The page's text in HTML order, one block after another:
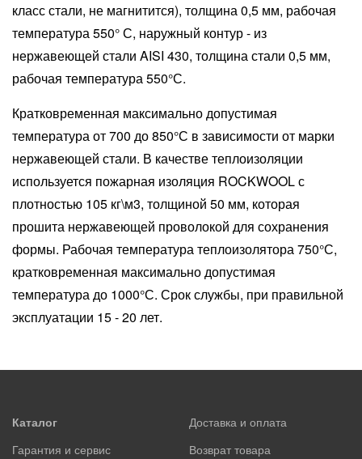
класс стали, не магнитится), толщина 0,5 мм, рабочая
температура 550° С, наружный контур - из
нержавеющей стали AISI 430, толщина стали 0,5 мм,
рабочая температура 550°С.
Кратковременная максимально допустимая
температура от 700 до 850°С в зависимости от марки
нержавеющей стали. В качестве теплоизоляции
используется пожарная изоляция ROCKWOOL с
плотностью 105 кг\м3, толщиной 50 мм, которая
прошита нержавеющей проволокой для сохранения
формы. Рабочая температура теплоизолятора 750°С,
кратковременная максимально допустимая
температура до 1000°С. Срок службы, при правильной
эксплуатации 15 - 20 лет.
Каталог
Доставка и оплата
Гарантия и сервис
Возврат товара